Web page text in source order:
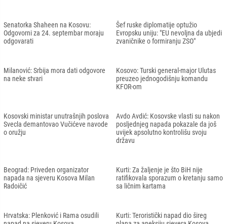
Senatorka Shaheen na Kosovu:
Odgovorni za 24. septembar moraju
odgovarati
Šef ruske diplomatije optužio
Evropsku uniju: "EU nevoljna da ubjedi
zvaničnike o formiranju ZSO"
Milanović: Srbija mora dati odgovore
na neke stvari
Kosovo: Turski general-major Ulutas
preuzeo jednogodišnju komandu
KFOR-om
Kosovski ministar unutrašnjih poslova
Svecla demantovao Vučićeve navode
o oružju
Avdo Avdić: Kosovske vlasti su nakon
posljednjeg napada pokazale da još
uvijek apsolutno kontrolišu svoju
državu
Beograd: Priveden organizator
napada na sjeveru Kosova Milan
Radoičić
Kurti: Za žaljenje je što BiH nije
ratifikovala sporazum o kretanju samo
sa ličnim kartama
Hrvatska: Plenković i Rama osudili
Kurti: Teroristički napad dio šireg